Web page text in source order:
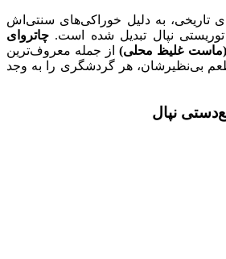
تاریخی، به دلیل خوراکی‌های سنتی‌اش
نپال تبدیل شده است. چاتروای
(ماست غلیظ محلی)از جمله‌ معروف‌ترین
بی‌نظیرشان، هر گردشگری را به وجد
نپال